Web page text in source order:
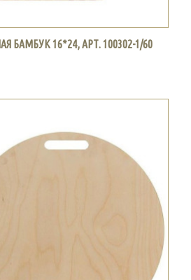
БАМБУК 16*24, АРТ. 100302-1/60